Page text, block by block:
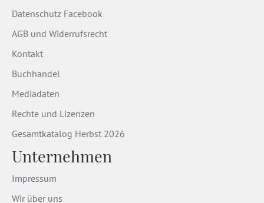
Datenschutz Facebook
AGB und Widerrufsrecht
Kontakt
Buchhandel
Mediadaten
Rechte und Lizenzen
Gesamtkatalog Herbst 2026
Unternehmen
Impressum
Wir über uns